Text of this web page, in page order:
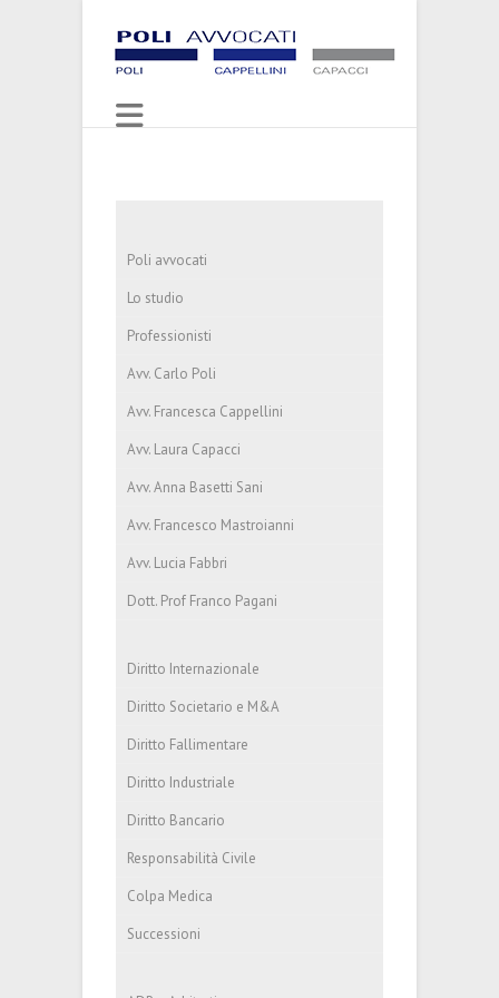
Poli avvocati
Lo studio
Professionisti
Avv. Carlo Poli
Avv. Francesca Cappellini
Avv. Laura Capacci
Avv. Anna Basetti Sani
Avv. Francesco Mastroianni
Avv. Lucia Fabbri
Dott. Prof Franco Pagani
Diritto Internazionale
Diritto Societario e M&A
Diritto Fallimentare
Diritto Industriale
Diritto Bancario
Responsabilità Civile
Colpa Medica
Successioni